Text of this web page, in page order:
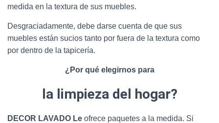
medida en la textura de sus muebles.
Desgraciadamente, debe darse cuenta de que sus
muebles están sucios tanto por fuera de la textura como
por dentro de la tapicería.
¿Por qué elegirnos para
la limpieza del hogar?
DECOR LAVADO Le ofrece paquetes a la medida. Si